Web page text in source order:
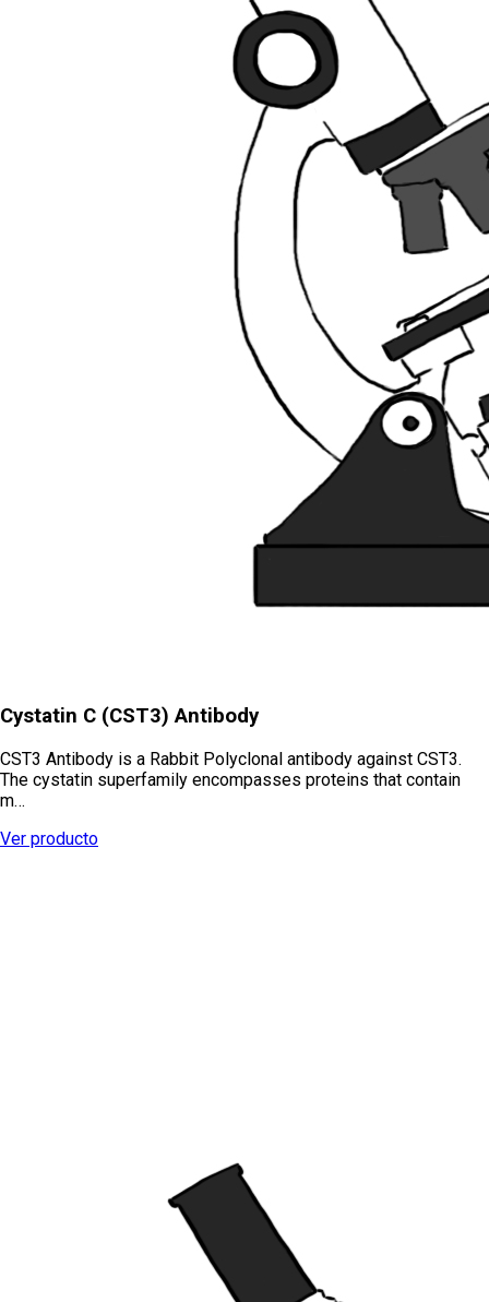
Cystatin C (CST3) Antibody
CST3 Antibody is a Rabbit Polyclonal antibody against CST3.
The cystatin superfamily encompasses proteins that contain
m…
Ver producto